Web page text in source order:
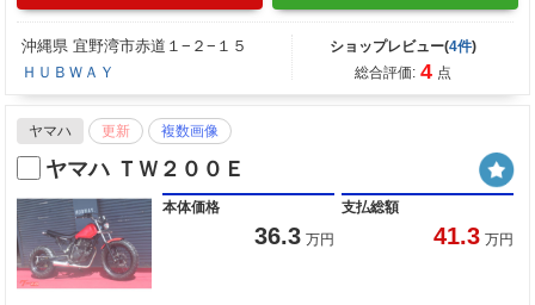
沖縄県 宜野湾市赤道１−２−１５
ＨＵＢＷＡＹ
ショップレビュー(4件)
総合評価: 4 点
ヤマハ 更新 複数画像
ヤマハ ＴＷ２００Ｅ
本体価格
36.3 万円
支払総額
41.3 万円